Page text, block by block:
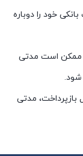
خود را دوباره
ممکن است مدتی
شود.
بازپرداخت، مدتی